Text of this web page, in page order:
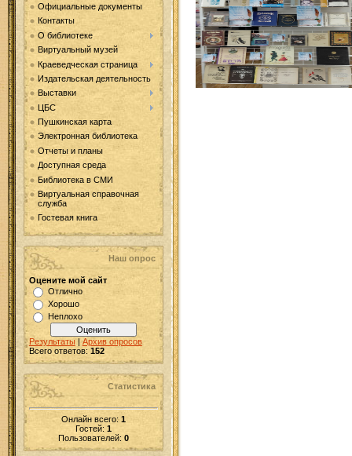
Официальные документы
Контакты
О библиотеке
Виртуальный музей
Краеведческая страница
Издательская деятельность
Выставки
ЦБС
Пушкинская карта
Электронная библиотека
Отчеты и планы
Доступная среда
Библиотека в СМИ
Виртуальная справочная
служба
Гостевая книга
Наш опрос
Оцените мой сайт
Отлично
Хорошо
Неплохо
Результаты | Архив опросов
Всего ответов: 152
Статистика
Онлайн всего: 1
Гостей: 1
Пользователей: 0